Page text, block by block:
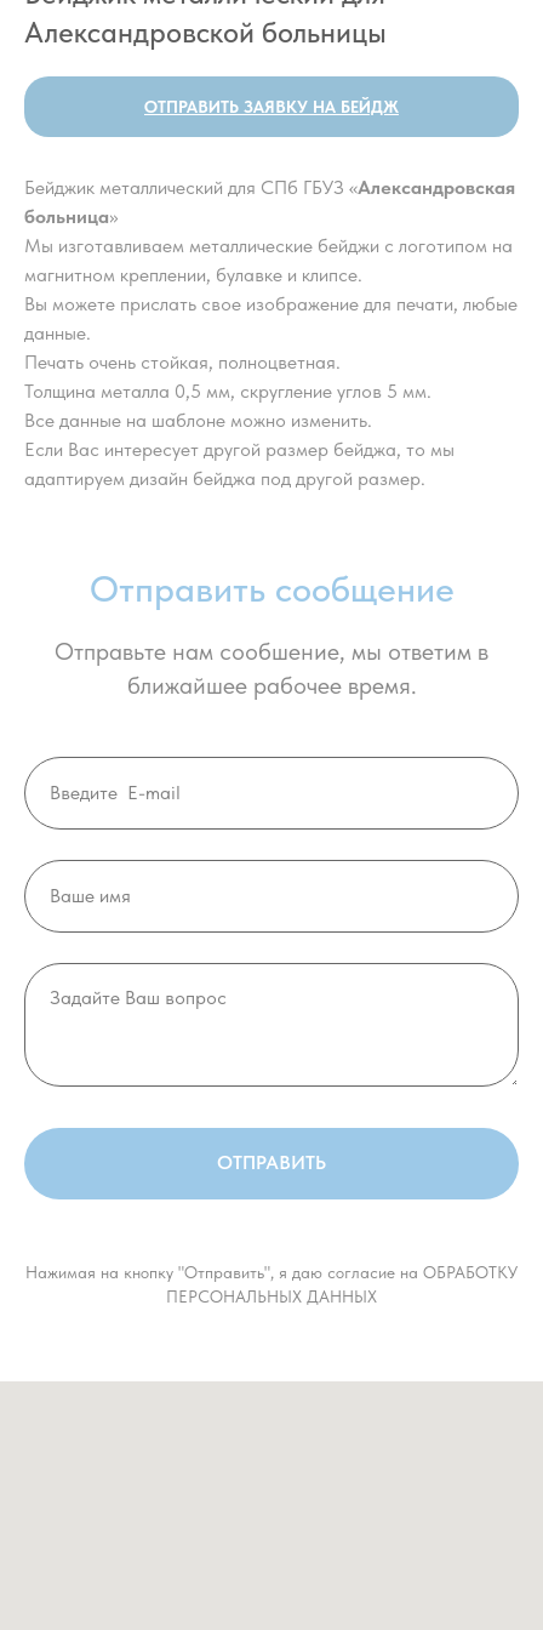
Александровской больницы
ОТПРАВИТЬ ЗАЯВКУ НА БЕЙДЖ
Бейджик металлический для СПб ГБУЗ «Александровская
больница»
Мы изготавливаем металлические бейджи с логотипом на
магнитном креплении, булавке и клипсе.
Вы можете прислать свое изображение для печати, любые
данные.
Печать очень стойкая, полноцветная.
Толщина металла 0,5 мм, скругление углов 5 мм.
Все данные на шаблоне можно изменить.
Если Вас интересует другой размер бейджа, то мы
адаптируем дизайн бейджа под другой размер.
Отправить сообщение
Отправьте нам сообшение, мы ответим в
ближайшее рабочее время.
ОТПРАВИТЬ
Нажимая на кнопку "Отправить", я даю согласие на ОБРАБОТКУ
ПЕРСОНАЛЬНЫХ ДАННЫХ